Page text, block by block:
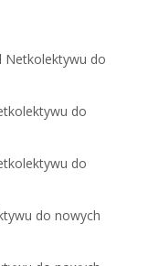
Netkolektywu do
do
do
do nowych